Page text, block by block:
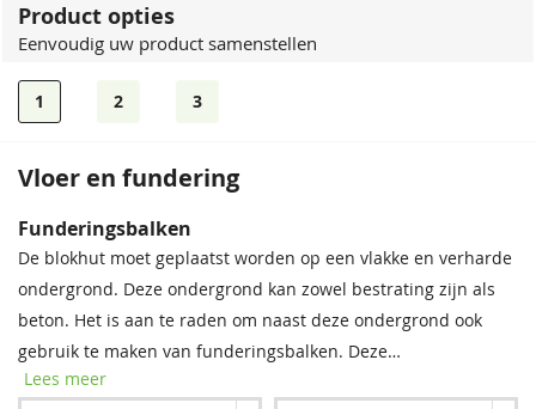
Product opties
Eenvoudig uw product samenstellen
1 2 3
Vloer en fundering
Dit tuinverblijf wordt standaard geleverd zonder
dakbedekking. Tegen een meerprijs kunt u het dakshingles-
pakket meebestellen.
Funderingsbalken
De blokhut moet geplaatst worden op een vlakke en verharde
ondergrond. Deze ondergrond kan zowel bestrating zijn als
beton. Het is aan te raden om naast deze ondergrond ook
gebruik te maken van funderingsbalken. Deze
funderingsbalken moeten onder de onderste wandlagen van
Lees meer